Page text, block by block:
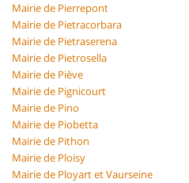
Mairie de Pierrepont
Mairie de Pietracorbara
Mairie de Pietraserena
Mairie de Pietrosella
Mairie de Piève
Mairie de Pignicourt
Mairie de Pino
Mairie de Piobetta
Mairie de Pithon
Mairie de Ploisy
Mairie de Ployart et Vaurseine